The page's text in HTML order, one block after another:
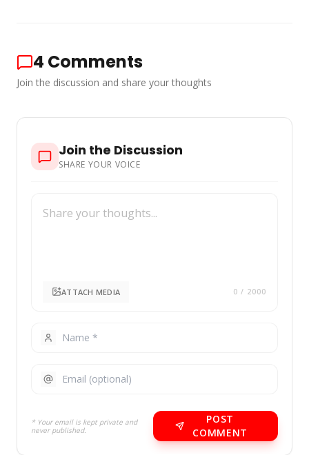
4 Comments
Join the discussion and share your thoughts
Join the Discussion
SHARE YOUR VOICE
ATTACH MEDIA 0 / 2000
* Your email is kept private and
never published.
POST
COMMENT